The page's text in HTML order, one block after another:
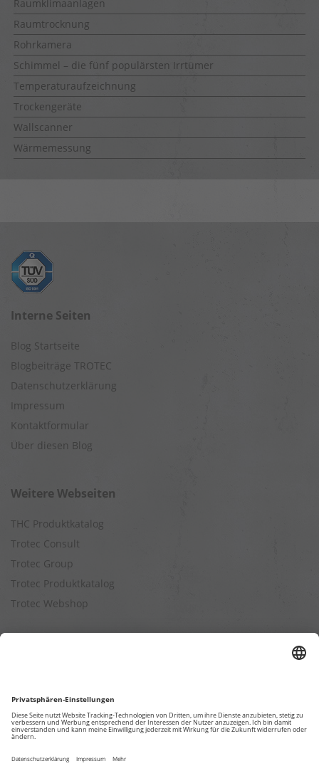
Raumklimaanlagen
Raumtrocknung
Rohrkamera
Schimmel – die fünf populärsten Irrtümer
Temperaturaufzeichnung
Trockengeräte
Wallscanner
Wärmemessung
Interne Seiten
Blog Startseite
Blogbeiträge TROTEC
Datenschutzerklärung
Impressum
Kontaktformular
Über diesen Blog
Weitere Webseiten
THC Produktkatalog
Trotec Consult
Trotec Group
Trotec Produktkatalog
Trotec Webshop
Entfeuchtungsleistung berechnen
Kapazitätsberechnung für Luftreiniger
Klimatisierungsleistung berechnen
Ventilationsleistung berechnen